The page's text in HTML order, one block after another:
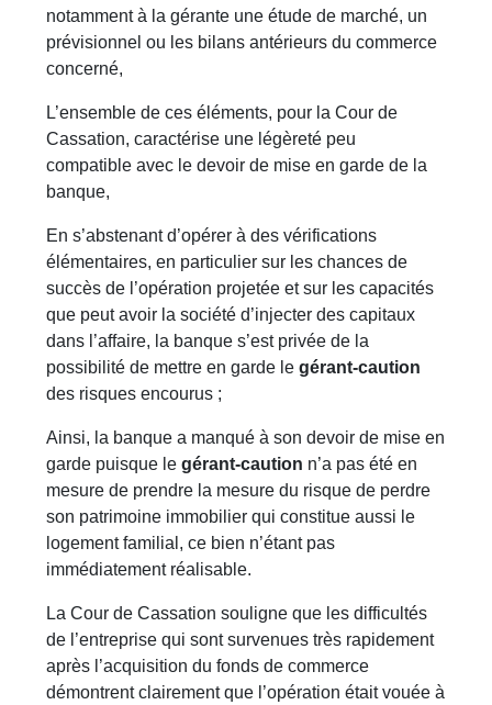
notamment à la gérante une étude de marché, un
prévisionnel ou les bilans antérieurs du commerce
concerné,
L’ensemble de ces éléments, pour la Cour de
Cassation, caractérise une légèreté peu
compatible avec le devoir de mise en garde de la
banque,
En s’abstenant d’opérer à des vérifications
élémentaires, en particulier sur les chances de
succès de l’opération projetée et sur les capacités
que peut avoir la société d’injecter des capitaux
dans l’affaire, la banque s’est privée de la
possibilité de mettre en garde legérant-caution
des risques encourus ;
Ainsi, la banque a manqué à son devoir de mise en
garde puisque legérant-caution n’a pas été en
mesure de prendre la mesure du risque de perdre
son patrimoine immobilier qui constitue aussi le
logement familial, ce bien n’étant pas
immédiatement réalisable.
La Cour de Cassation souligne que les difficultés
de l’entreprise qui sont survenues très rapidement
après l’acquisition du fonds de commerce
démontrent clairement que l’opération était vouée à